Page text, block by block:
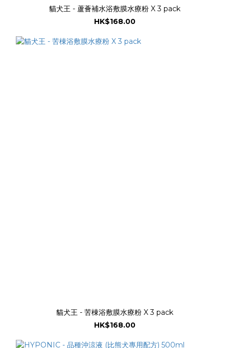
貓犬王 - 蘆薈補水浴敷膜水療粉 X 3 pack
HK$168.00
貓犬王 - 苦棟浴敷膜水療粉 X 3 pack
HK$168.00